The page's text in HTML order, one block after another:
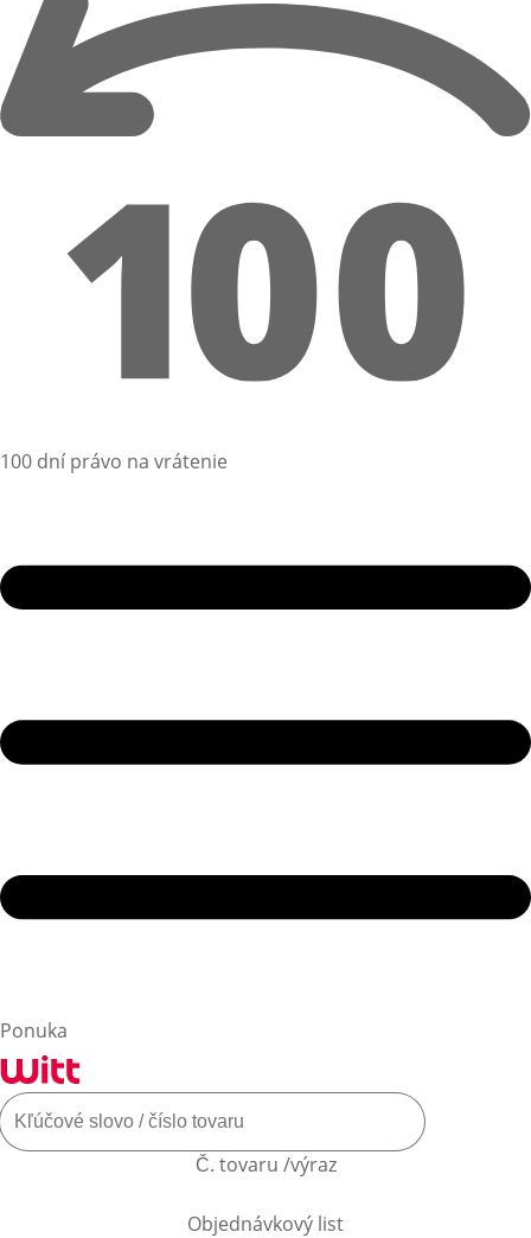
100 dní právo na vrátenie
Ponuka
Č. tovaru /výraz
Objednávkový list